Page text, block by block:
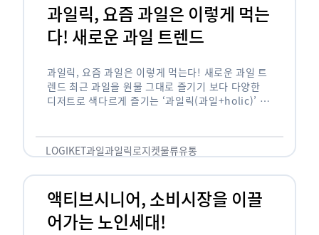
과일릭, 요즘 과일은 이렇게 먹는
다! 새로운 과일 트렌드
과일릭, 요즘 과일은 이렇게 먹는다! 새로운 과일 트
렌드 최근 과일을 원물 그대로 즐기기 보다 다양한
디저트로 색다르게 즐기는 ‘과일릭(과일+holic)’ 트
…
LOGIKET과일과일릭로지켓물류유통
액티브시니어, 소비시장을 이끌
어가는 노인세대!